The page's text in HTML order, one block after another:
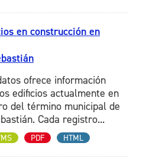
en construcción en
ofrece información
edificios actualmente en
del término municipal de
Cada registro...
PDF HTML